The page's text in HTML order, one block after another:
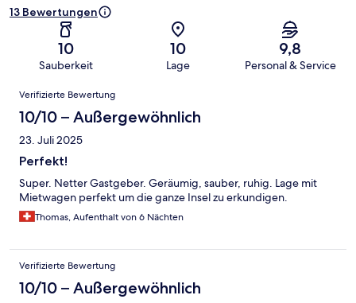
13 Bewertungen
10
Sauberkeit
10
Lage
9,8
Personal & Service
Bewertungen
Verifizierte Bewertung
10/10 – Außergewöhnlich
23. Juli 2025
Perfekt!
Super. Netter Gastgeber. Geräumig, sauber, ruhig. Lage mit
Mietwagen perfekt um die ganze Insel zu erkundigen.
Thomas, Aufenthalt von 6 Nächten
Verifizierte Bewertung
10/10 – Außergewöhnlich